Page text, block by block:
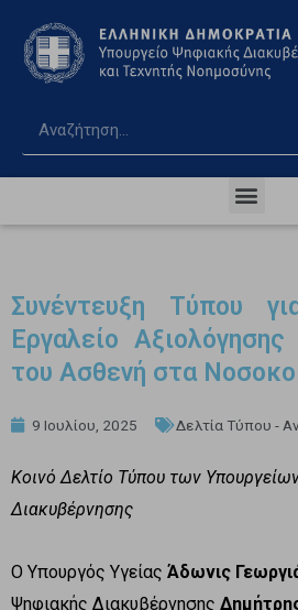
Συνέντευξη Τύπου
Εργαλείο
του Ασθενή στα
9 Ιουλίου, 2025 Δελτία Τύπου -
Κοινό Δελτίο Τύπου των
Διακυβέρνησης
Ο Υπουργός Υγείας Άδωνις
Ψηφιακής Διακυβέρνησης